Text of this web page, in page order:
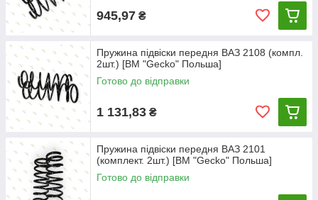
945,97 ₴
Пружина підвіски передня ВАЗ 2108 (компл.
2шт.) [BM "Gecko" Польша]
Готово до відправки
1 131,83 ₴
Пружина підвіски передня ВАЗ 2101
(комплект. 2шт.) [BM "Gecko" Польша]
Готово до відправки